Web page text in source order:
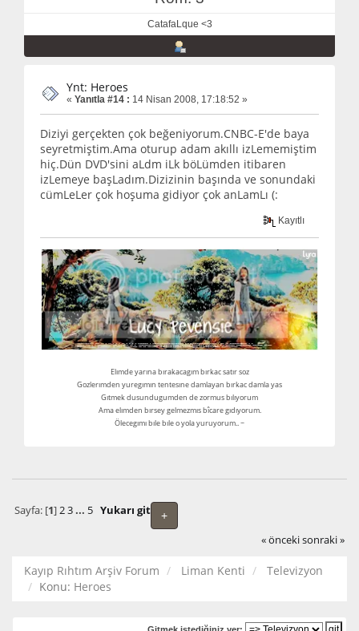
CatafaLque <3
Ynt: Heroes
« Yanıtla #14 : 14 Nisan 2008, 17:18:52 »
Diziyi gerçekten çok beğeniyorum.CNBC-E'de baya
seyretmiştim.Ama oturup adam akıllı izLememiştim
hiç.Dün DVD'sini aLdm iLk böLümden itibaren
izLemeye başLadım.Dizizinin başında ve sonundaki
cümLeLer çok hoşuma gidiyor çok anLamLı (:
Kayıtlı
Elımde yarına bırakacagım bırkac satır soz
Gozlerımden yuregımın tentesıne damlayan bırkac damla yas
Gıtmek dusundugumden de zormus bılıyorum
Ama elımden bırsey gelmezmıs bîcare gıdıyorum.
Ölecegımı bıle bıle o yola yuruyorum.. ~
+
Sayfa: [1]2 3 ... 5 Yukarı git
« önceki sonraki »
Kayıp Rıhtım Arşiv Forum Liman Kenti
Televizyon
Konu: Heroes